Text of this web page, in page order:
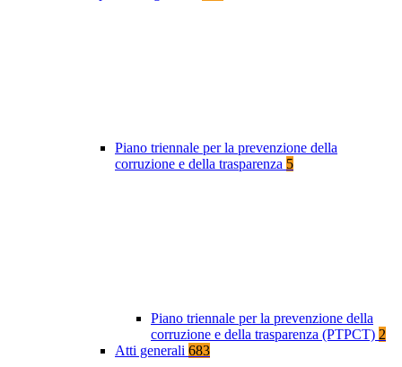
Piano triennale per la prevenzione della
corruzione e della trasparenza 5
Piano triennale per la prevenzione della
corruzione e della trasparenza (PTPCT) 2
Atti generali 683